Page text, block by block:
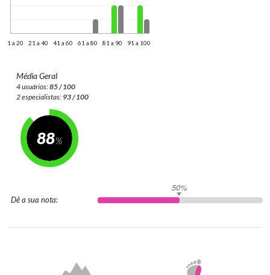
1 a 20 21 a 40 41 a 60 61 a 80 81 a 90 91 a 100
Média Geral
4 usuários:85 / 100
2 especialistas: 93 / 100
88
Dê a sua nota:
50%